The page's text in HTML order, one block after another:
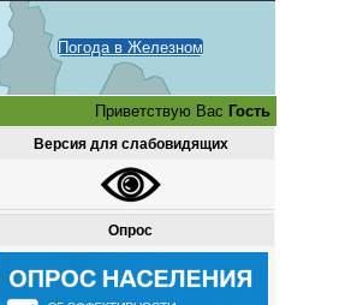
Погода в Железном
Приветствую Вас Гость
Версия для слабовидящих
Опрос